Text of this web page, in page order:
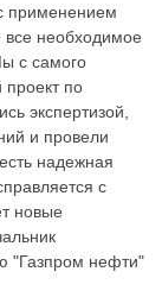
применением
все необходимое
с самого
по
экспертизой,
и провели
надежная
с
новые
"Газпром нефти"